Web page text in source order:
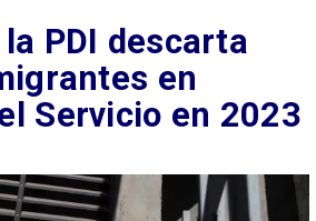
PDI descarta
en
Servicio en 2023